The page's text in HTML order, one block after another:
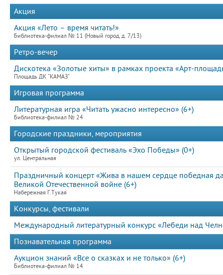
Акция
Акция «Лето – время читать!»
Библиотека-филиал № 11 (Новый город, д. 7/13)
Ретро-вечер
Дискотека «Золотые хиты» в рамках проекта «Арт-
Площадь ДК "КАМАЗ"
Игровая программа
Литературная игра «Читать ужасно интересно» (6+)
Библиотека-филиал № 24
Городские праздники, мероприятия
Открытый городской фестиваль «Эхо Победы» (0+)
ул. Центральная
Праздничный концерт «Жива в нашем сердце победная
Великой Отечественной войне (6+)
Набережная Г.Тукая
Конкурсы, фестивали
Международный литературный конкурс «Лебеди над
Познавательная программа
Аукцион знаний «Все о сказках и не только» (6+)
Библиотека-филиал № 14